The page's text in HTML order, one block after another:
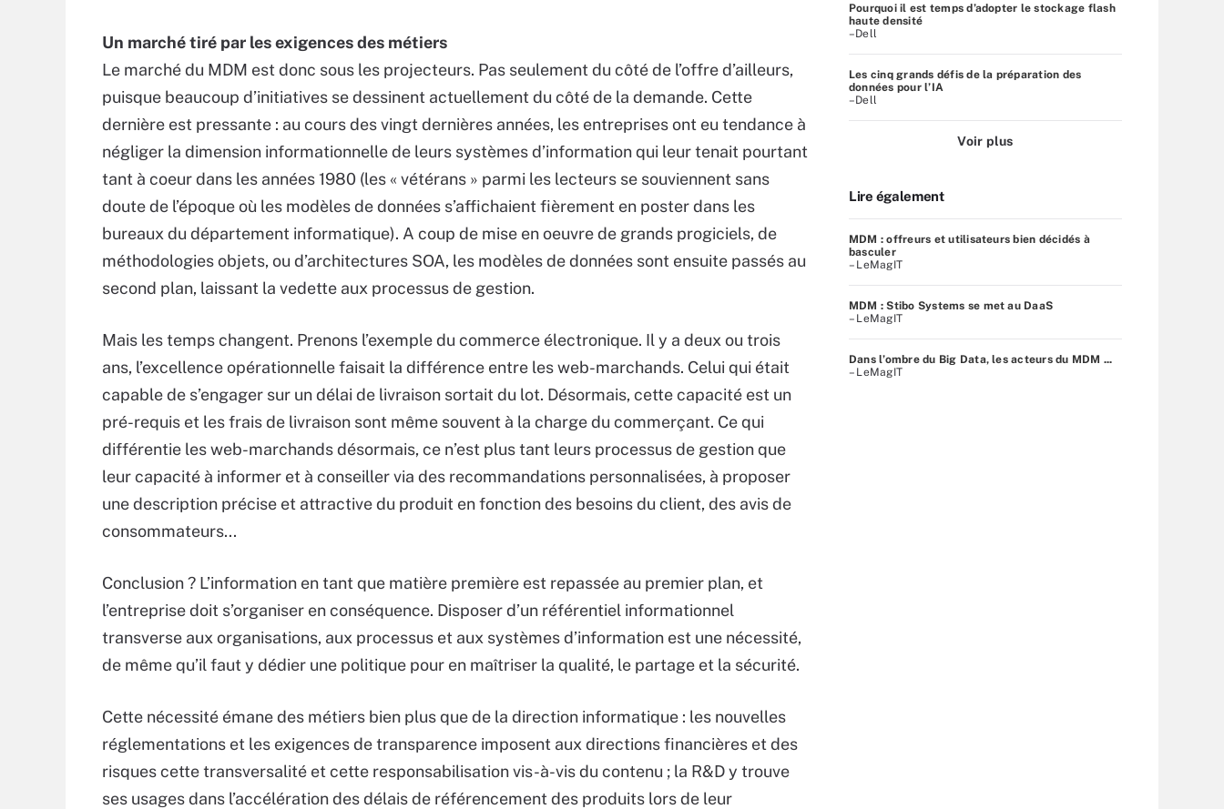
Un marché tiré par les exigences des métiers
Le marché du MDM est donc sous les projecteurs. Pas seulement du côté de l’offre d’ailleurs,
puisque beaucoup d’initiatives se dessinent actuellement du côté de la demande. Cette
dernière est pressante : au cours des vingt dernières années, les entreprises ont eu tendance à
négliger la dimension informationnelle de leurs systèmes d’information qui leur tenait pourtant
tant à coeur dans les années 1980 (les « vétérans » parmi les lecteurs se souviennent sans
doute de l’époque où les modèles de données s’affichaient fièrement en poster dans les
bureaux du département informatique). A coup de mise en oeuvre de grands progiciels, de
méthodologies objets, ou d’architectures SOA, les modèles de données sont ensuite passés au
second plan, laissant la vedette aux processus de gestion.
Mais les temps changent. Prenons l’exemple du commerce électronique. Il y a deux ou trois
ans, l’excellence opérationnelle faisait la différence entre les web-marchands. Celui qui était
capable de s’engager sur un délai de livraison sortait du lot. Désormais, cette capacité est un
pré-requis et les frais de livraison sont même souvent à la charge du commerçant. Ce qui
différentie les web-marchands désormais, ce n’est plus tant leurs processus de gestion que
leur capacité à informer et à conseiller via des recommandations personnalisées, à proposer
une description précise et attractive du produit en fonction des besoins du client, des avis de
consommateurs...
Conclusion ? L’information en tant que matière première est repassée au premier plan, et
l’entreprise doit s’organiser en conséquence. Disposer d’un référentiel informationnel
transverse aux organisations, aux processus et aux systèmes d’information est une nécessité,
de même qu’il faut y dédier une politique pour en maîtriser la qualité, le partage et la sécurité.
Cette nécessité émane des métiers bien plus que de la direction informatique : les nouvelles
réglementations et les exigences de transparence imposent aux directions financières et des
risques cette transversalité et cette responsabilisation vis-à-vis du contenu ; la R&D y trouve
ses usages dans l’accélération des délais de référencement des produits lors de leur
Pourquoi il est temps d’adopter le stockage flash
haute densité
–Dell
Les cinq grands défis de la préparation des
données pour l’IA
–Dell
Voir plus
Lire également
MDM : offreurs et utilisateurs bien décidés à
basculer
– LeMagIT
MDM : Stibo Systems se met au DaaS
– LeMagIT
Dans l’ombre du Big Data, les acteurs du MDM ...
– LeMagIT